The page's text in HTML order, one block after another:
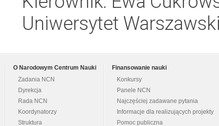
Uniwersytet
O Narodowym Centrum Nauki
Zadania NCN
Dyrekcja
Rada NCN
Koordynatorzy
Struktura
Finansowanie nauki
Konkursy
Panele NCN
Najczęściej zadawane pytania
Informacje dla realizujących projekty
Pomoc publiczna